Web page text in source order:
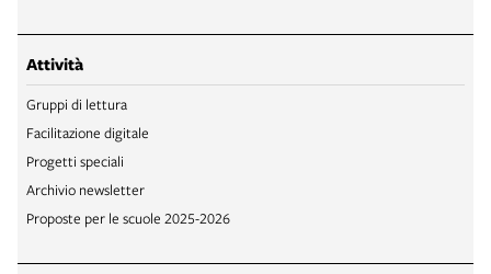
Attività
Gruppi di lettura
Facilitazione digitale
Progetti speciali
Archivio newsletter
Proposte per le scuole 2025-2026